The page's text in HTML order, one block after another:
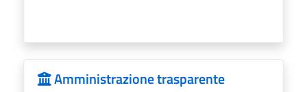
Amministrazione trasparente